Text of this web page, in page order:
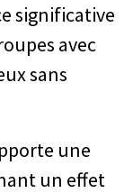
significative
avec
sans
une
un effet